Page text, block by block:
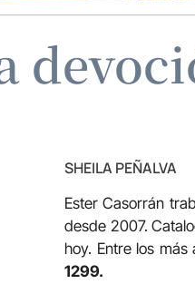
SHEILA PEÑALVA
Ester Casorrán
desde 2007.
hoy. Entre los
1299.